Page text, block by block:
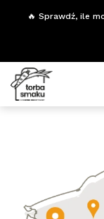
🔥 Sprawdź, ile